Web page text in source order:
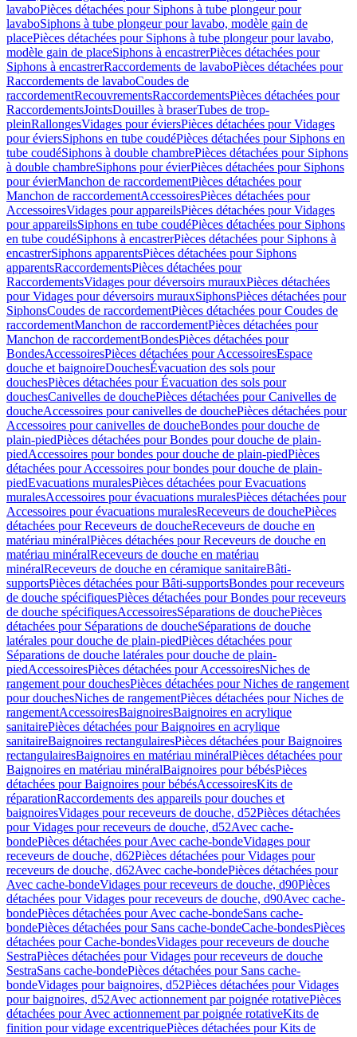
lavaboPièces détachées pour Siphons à tube plongeur pour
lavaboSiphons à tube plongeur pour lavabo, modèle gain de
placePièces détachées pour Siphons à tube plongeur pour lavabo,
modèle gain de placeSiphons à encastrerPièces détachées pour
Siphons à encastrerRaccordements de lavaboPièces détachées pour
Raccordements de lavaboCoudes de
raccordementRecouvrementsRaccordementsPièces détachées pour
RaccordementsJointsDouilles à braserTubes de trop-
pleinRallongesVidages pour éviersPièces détachées pour Vidages
pour éviersSiphons en tube coudéPièces détachées pour Siphons en
tube coudéSiphons à double chambrePièces détachées pour Siphons
à double chambreSiphons pour évierPièces détachées pour Siphons
pour évierManchon de raccordementPièces détachées pour
Manchon de raccordementAccessoiresPièces détachées pour
AccessoiresVidages pour appareilsPièces détachées pour Vidages
pour appareilsSiphons en tube coudéPièces détachées pour Siphons
en tube coudéSiphons à encastrerPièces détachées pour Siphons à
encastrerSiphons apparentsPièces détachées pour Siphons
apparentsRaccordementsPièces détachées pour
RaccordementsVidages pour déversoirs murauxPièces détachées
pour Vidages pour déversoirs murauxSiphonsPièces détachées pour
SiphonsCoudes de raccordementPièces détachées pour Coudes de
raccordementManchon de raccordementPièces détachées pour
Manchon de raccordementBondesPièces détachées pour
BondesAccessoiresPièces détachées pour AccessoiresEspace
douche et baignoireDouchesÉvacuation des sols pour
douchesPièces détachées pour Évacuation des sols pour
douchesCanivelles de douchePièces détachées pour Canivelles de
doucheAccessoires pour canivelles de douchePièces détachées pour
Accessoires pour canivelles de doucheBondes pour douche de
plain-piedPièces détachées pour Bondes pour douche de plain-
piedAccessoires pour bondes pour douche de plain-piedPièces
détachées pour Accessoires pour bondes pour douche de plain-
piedEvacuations muralesPièces détachées pour Evacuations
muralesAccessoires pour évacuations muralesPièces détachées pour
Accessoires pour évacuations muralesReceveurs de douchePièces
détachées pour Receveurs de doucheReceveurs de douche en
matériau minéralPièces détachées pour Receveurs de douche en
matériau minéralReceveurs de douche en matériau
minéralReceveurs de douche en céramique sanitaireBâti-
supportsPièces détachées pour Bâti-supportsBondes pour receveurs
de douche spécifiquesPièces détachées pour Bondes pour receveurs
de douche spécifiquesAccessoiresSéparations de douchePièces
détachées pour Séparations de doucheSéparations de douche
latérales pour douche de plain-piedPièces détachées pour
Séparations de douche latérales pour douche de plain-
piedAccessoiresPièces détachées pour AccessoiresNiches de
rangement pour douchesPièces détachées pour Niches de rangement
pour douchesNiches de rangementPièces détachées pour Niches de
rangementAccessoiresBaignoiresBaignoires en acrylique
sanitairePièces détachées pour Baignoires en acrylique
sanitaireBaignoires rectangulairesPièces détachées pour Baignoires
rectangulairesBaignoires en matériau minéralPièces détachées pour
Baignoires en matériau minéralBaignoires pour bébésPièces
détachées pour Baignoires pour bébésAccessoiresKits de
réparationRaccordements des appareils pour douches et
baignoiresVidages pour receveurs de douche, d52Pièces détachées
pour Vidages pour receveurs de douche, d52Avec cache-
bondePièces détachées pour Avec cache-bondeVidages pour
receveurs de douche, d62Pièces détachées pour Vidages pour
receveurs de douche, d62Avec cache-bondePièces détachées pour
Avec cache-bondeVidages pour receveurs de douche, d90Pièces
détachées pour Vidages pour receveurs de douche, d90Avec cache-
bondePièces détachées pour Avec cache-bondeSans cache-
bondePièces détachées pour Sans cache-bondeCache-bondesPièces
détachées pour Cache-bondesVidages pour receveurs de douche
SestraPièces détachées pour Vidages pour receveurs de douche
SestraSans cache-bondePièces détachées pour Sans cache-
bondeVidages pour baignoires, d52Pièces détachées pour Vidages
pour baignoires, d52Avec actionnement par poignée rotativePièces
détachées pour Avec actionnement par poignée rotativeKits de
finition pour vidage excentriquePièces détachées pour Kits de